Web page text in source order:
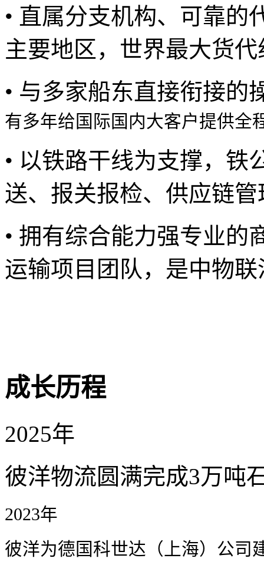
• 直属分支机构、可靠的
主要地区，世界最大货
• 与多家船东直接衔接的
有多年给国际国内大客户提供全
• 以铁路干线为支撑，铁
送、报关报检、供应链
• 拥有综合能力强专业的
运输项目团队，是中物
成长历程
2025年
彼洋物流圆满完成3万吨
2023年
彼洋为德国科世达（上海）公司